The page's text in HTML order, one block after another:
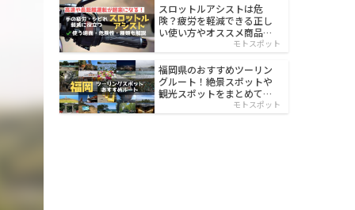
スロットルアシストは危
険？疲労を軽減できる正し
い使い方やオススメ商品を
モトスポット
福岡県のおすすめツーリン
グルート！絶景スポットや
観光スポットをまとめて紹
モトスポット